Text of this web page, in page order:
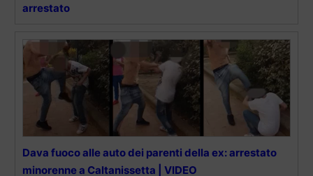
arrestato
Dava fuoco alle auto dei parenti della ex: arrestato
minorenne a Caltanissetta | VIDEO